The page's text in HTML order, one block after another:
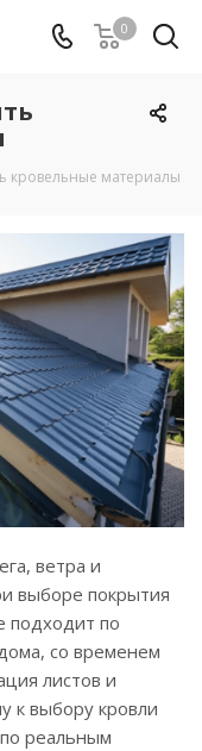
0
кровельные материалы
ветра и
выборе покрытия
подходит по
со временем
листов и
к выбору кровли
реальным